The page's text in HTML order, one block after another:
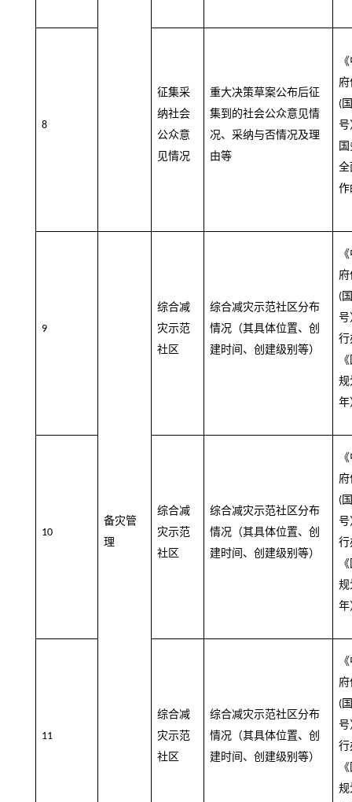
8
征集采
纳社会
公众意
见情况
重大决策草案公布后征
集到的社会公众意见情
况、采纳与否情况及理
由等
(
号
全
作
9
备灾管
理
综合减
灾示范
社区
综合减灾示范社区分布
情况（其具体位置、创
建时间、创建级别等）
(
号
行
规
年
10
综合减
灾示范
社区
综合减灾示范社区分布
情况（其具体位置、创
建时间、创建级别等）
(
号
行
规
年
11
综合减
灾示范
社区
综合减灾示范社区分布
情况（其具体位置、创
建时间、创建级别等）
(
号
行
规